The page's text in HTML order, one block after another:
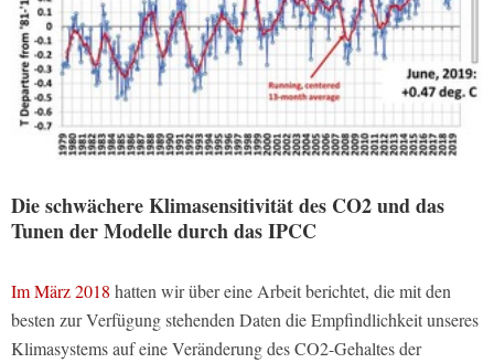
Die schwächere Klimasensitivität des CO2 und das
Tunen der Modelle durch das IPCC
Im März 2018 hatten wir über eine Arbeit berichtet, die mit den
besten zur Verfügung stehenden Daten die Empfindlichkeit unseres
Klimasystems auf eine Veränderung des CO2-Gehaltes der